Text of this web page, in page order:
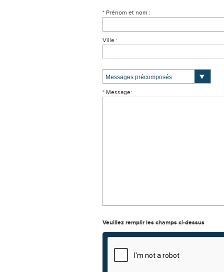
* Prénom et nom :
Ville :
* Message:
Veuillez remplir les champs ci-dessus